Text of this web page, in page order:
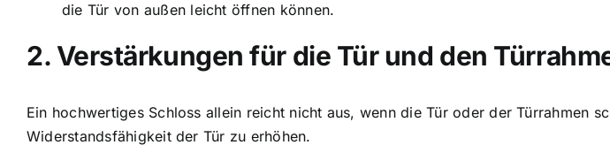
die Tür von außen leicht öffnen können.
2. Verstärkungen für die Tür und den
Ein hochwertiges Schloss allein reicht nicht aus, wenn die Tür oder der Türrahmen
Widerstandsfähigkeit der Tür zu erhöhen.